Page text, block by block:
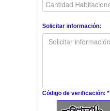
Solicitar información:
Código de verificación: *